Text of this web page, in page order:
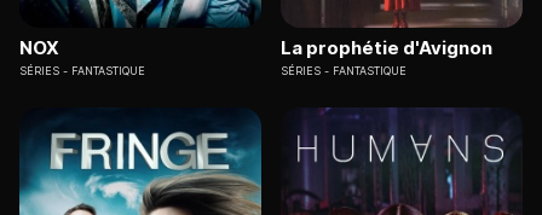
NOX
SÉRIES FANTASTIQUE
La prophétie d'Avignon
SÉRIES FANTASTIQUE